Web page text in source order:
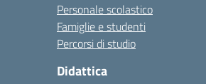
Personale scolastico
Famiglie e studenti
Percorsi di studio
Didattica